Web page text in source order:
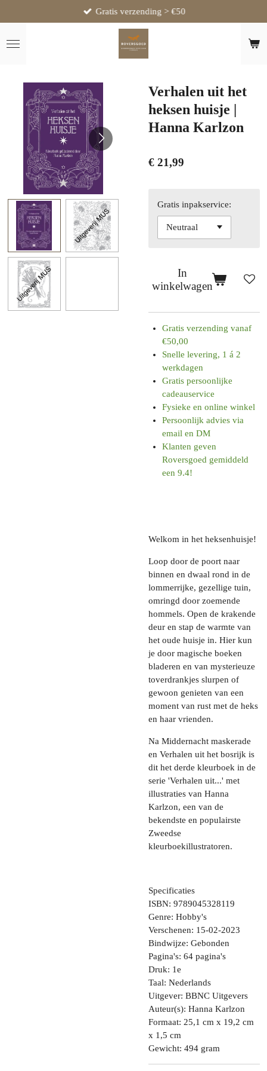
direct
naar
de
Gratis verzending > €50
Verhalen uit het
heksen huisje |
Hanna Karlzon
€ 21,99
Gratis inpakservice:
In
winkelwagen
Gratis verzending vanaf
€50,00
Snelle levering, 1 á 2
werkdagen
Gratis persoonlijke
cadeauservice
Fysieke en online winkel
Persoonlijk advies via
email en DM
Klanten geven
Roversgoed gemiddeld
een 9.4!
Welkom in het heksenhuisje!
Loop door de poort naar
binnen en dwaal rond in de
lommerrijke, gezellige tuin,
omringd door zoemende
hommels. Open de krakende
deur en stap de warmte van
het oude huisje in. Hier kun
je door magische boeken
bladeren en van mysterieuze
toverdrankjes slurpen of
gewoon genieten van een
moment van rust met de heks
en haar vrienden.
Na Middernacht maskerade
en Verhalen uit het bosrijk is
dit het derde kleurboek in de
serie 'Verhalen uit...' met
illustraties van Hanna
Karlzon, een van de
bekendste en populairste
Zweedse
kleurboekillustratoren.
Specificaties
ISBN: 9789045328119
Genre: Hobby's
Verschenen: 15-02-2023
Bindwijze: Gebonden
Pagina's: 64 pagina's
Druk: 1e
Taal: Nederlands
Uitgever: BBNC Uitgevers
Auteur(s): Hanna Karlzon
Formaat: 25,1 cm x 19,2 cm
x 1,5 cm
Gewicht: 494 gram